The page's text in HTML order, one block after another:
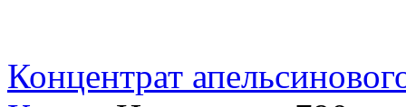
Концентрат